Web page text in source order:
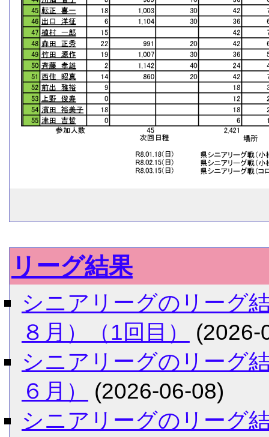
リーグ結果
シニアリーグのリーグ
８月）（1回目）
(2026-
シニアリーグのリーグ
６月）
(2026-06-08)
シニアリーグのリーグ